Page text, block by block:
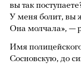
вы так
У меня болит, вы
Она молчала», —
Имя
Сосновскую, до